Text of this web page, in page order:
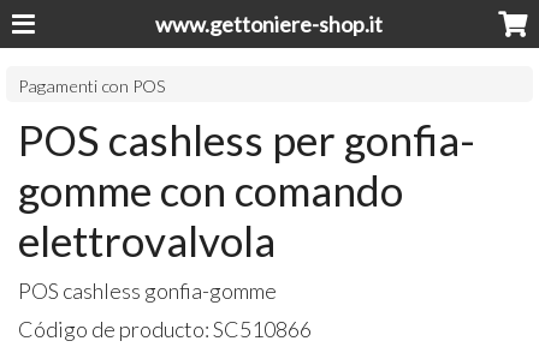
www.gettoniere-shop.it
Pagamenti con POS
POS cashless per gonfia-
gomme con comando
elettrovalvola
POS cashless gonfia-gomme
Código de producto:SC510866